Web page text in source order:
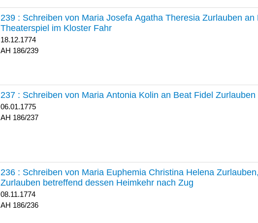
239 : Schreiben von Maria Josefa Agatha Theresia Zurlauben
Theaterspiel im Kloster Fahr
18.12.1774
186/239
237 : Schreiben von Maria Antonia Kolin an Beat Fidel
06.01.1775
186/237
236 : Schreiben von Maria Euphemia Christina Helena
Zurlauben betreffend dessen Heimkehr nach Zug
08.11.1774
186/236